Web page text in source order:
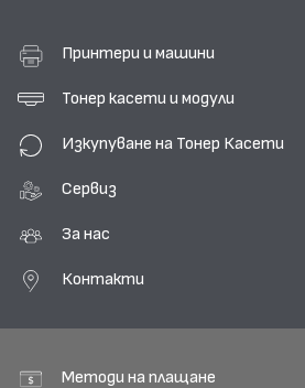
Принтери и машини
Тонер касети и модули
Изкупуване на Тонер Касети
Сервиз
За нас
Контакти
Методи на плащане